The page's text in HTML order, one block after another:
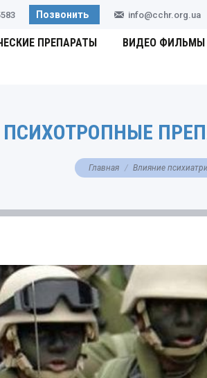
Позвонить info@cchr.org.ua
ПРЕПАРАТЫ ВИДЕО ФИЛЬМЫ
ПСИХОТРОПНЫЕ
Вы здесь:
Главная Влияние